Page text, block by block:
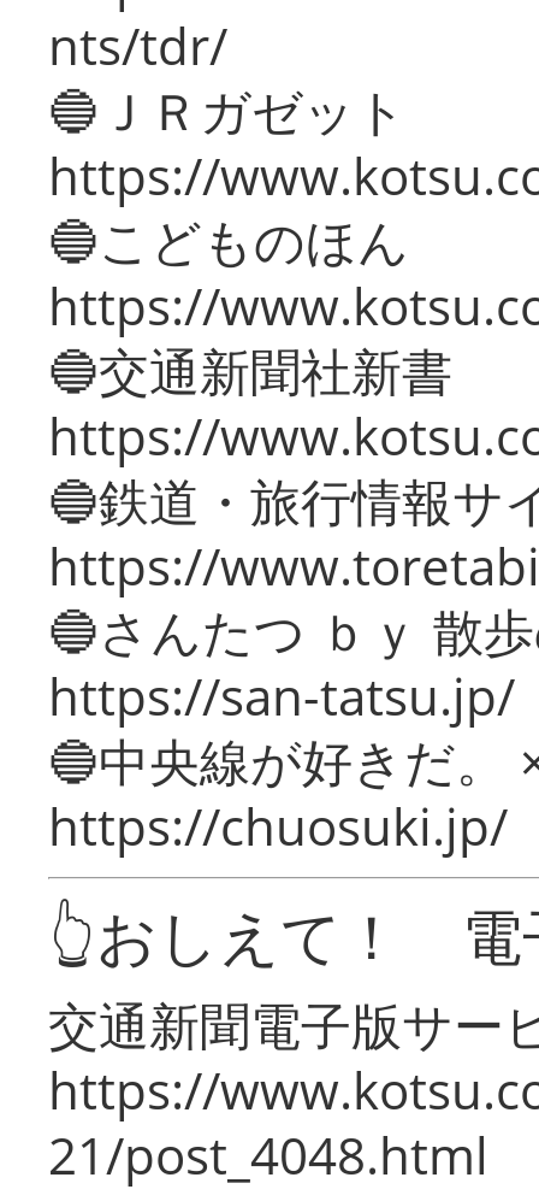
nts/tdr/
🔵ＪＲガゼット
https://
🔵こどものほん
https://
🔵交通新聞社新書
https://
🔵鉄道・旅行情報サ
https://
🔵さんたつ ｂｙ 散
https://san-tatsu.jp/
🔵中央線が好きだ。
https://chuosuki.jp/
👆おしえて！ 電
交通新聞電子版サー
https://
21/post_4048.html